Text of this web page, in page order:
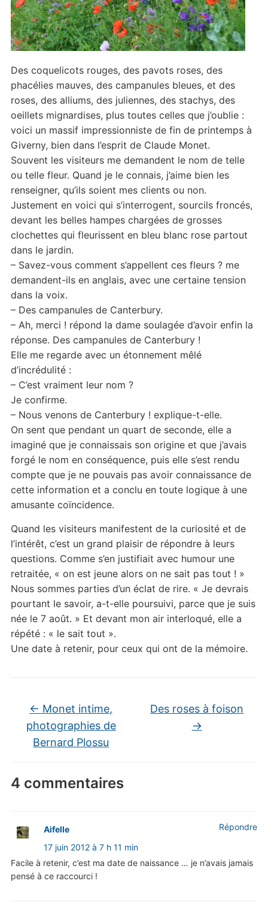
Des coquelicots rouges, des pavots roses, des
phacélies mauves, des campanules bleues, et des
roses, des alliums, des juliennes, des stachys, des
oeillets mignardises, plus toutes celles que j’oublie :
voici un massif impressionniste de fin de printemps à
Giverny, bien dans l’esprit de Claude Monet.
Souvent les visiteurs me demandent le nom de telle
ou telle fleur. Quand je le connais, j’aime bien les
renseigner, qu’ils soient mes clients ou non.
Justement en voici qui s’interrogent, sourcils froncés,
devant les belles hampes chargées de grosses
clochettes qui fleurissent en bleu blanc rose partout
dans le jardin.
– Savez-vous comment s’appellent ces fleurs ? me
demandent-ils en anglais, avec une certaine tension
dans la voix.
– Des campanules de Canterbury.
– Ah, merci ! répond la dame soulagée d’avoir enfin la
réponse. Des campanules de Canterbury !
Elle me regarde avec un étonnement mêlé
d’incrédulité :
– C’est vraiment leur nom ?
Je confirme.
– Nous venons de Canterbury ! explique-t-elle.
On sent que pendant un quart de seconde, elle a
imaginé que je connaissais son origine et que j’avais
forgé le nom en conséquence, puis elle s’est rendu
compte que je ne pouvais pas avoir connaissance de
cette information et a conclu en toute logique à une
amusante coïncidence.
Quand les visiteurs manifestent de la curiosité et de
l’intérêt, c’est un grand plaisir de répondre à leurs
questions. Comme s’en justifiait avec humour une
retraitée, « on est jeune alors on ne sait pas tout ! »
Nous sommes parties d’un éclat de rire. « Je devrais
pourtant le savoir, a-t-elle poursuivi, parce que je suis
née le 7 août. » Et devant mon air interloqué, elle a
répété : « le sait tout ».
Une date à retenir, pour ceux qui ont de la mémoire.
← Monet intime,
photographies de
Bernard Plossu
Des roses à foison
→
4 commentaires
Aifelle
17 juin 2012 à 7 h 11 min
Facile à retenir, c’est ma date de naissance … je n’avais jamais
pensé à ce raccourci !
Répondre